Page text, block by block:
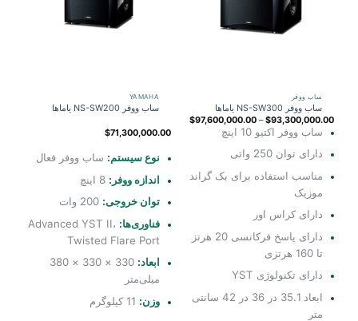
ساب ووفر
ساب ووفر NS-SW300 یاماها
$93,300,000.00
–
$97,600,000.00
ساب ووفر اکتیو 10 اینچ
دارای توان 250 واتی
مناسب استفاده برای بک گراند
موزیک
دارای کراس اور
دارای پاسخ فرکانسی 20 هرتز
تا 160 هرتزی
دارای تکنولوژی YST
ابعاد 35.1 در 36 در 42 سانتی
متر
YAMAHA
ساب ووفر NS-SW200 یاماها
$71,300,000.00
نوع سیستم:ساب ووفر فعال
اندازه ووفر:8 اینچ
توان خروجی:200 وات
فناوری‌ها: Advanced YST II،
Twisted Flare Port
ابعاد:
330 × 330 × 380
میلی‌متر
وزن:11 کیلوگرم